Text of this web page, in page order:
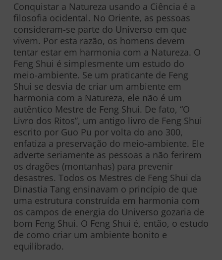
Conquistar a Natureza usando a Ciência é a
filosofia ocidental. No Oriente, as pessoas
consideram-se parte do Universo em que
vivem. Por esta razão, os homens devem
tentar estar em harmonia com a Natureza. O
Feng Shui é simplesmente um estudo do
meio-ambiente. Se um praticante de Feng
Shui se desvia de criar um ambiente em
harmonia com a Natureza, ele não é um
autêntico Mestre de Feng Shui. De fato, “O
Livro dos Ritos”, um antigo livro de Feng Shui
escrito por Guo Pu por volta do ano 300,
enfatiza a preservação do meio-ambiente. Ele
adverte seriamente as pessoas a não ferirem
os dragões (montanhas) para prevenir
desastres. Todos os Mestres de Feng Shui da
Dinastia Tang ensinavam o princípio de que
uma estrutura construída em harmonia com
os campos de energia do Universo gozaria de
bom Feng Shui. O Feng Shui é, então, o estudo
de como criar um ambiente bonito e
equilibrado.